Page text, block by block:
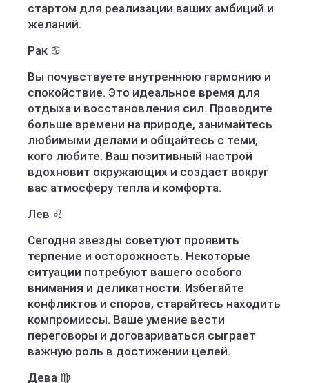
стартом для реализации ваших амбиций и
желаний.
Рак ♋️
Вы почувствуете внутреннюю гармонию и
спокойствие. Это идеальное время для
отдыха и восстановления сил. Проводите
больше времени на природе, занимайтесь
любимыми делами и общайтесь с теми,
кого любите. Ваш позитивный настрой
вдохновит окружающих и создаст вокруг
вас атмосферу тепла и комфорта.
Лев ♌️
Сегодня звезды советуют проявить
терпение и осторожность. Некоторые
ситуации потребуют вашего особого
внимания и деликатности. Избегайте
конфликтов и споров, старайтесь находить
компромиссы. Ваше умение вести
переговоры и договариваться сыграет
важную роль в достижении целей.
Дева ♍️